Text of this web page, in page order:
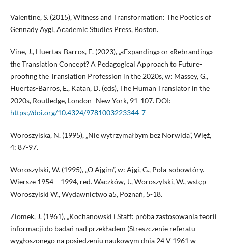
Valentine, S. (2015), Witness and Transformation: The Poetics of
Gennady Aygi, Academic Studies Press, Boston.
Vine, J., Huertas-Barros, E. (2023), „«Expanding» or «Rebranding»
the Translation Concept? A Pedagogical Approach to Future-
proofing the Translation Profession in the 2020s, w: Massey, G.,
Huertas-Barros, E., Katan, D. (eds), The Human Translator in the
2020s, Routledge, London–New York, 91-107. DOI:
https://doi.org/10.4324/9781003223344-7
Woroszylska, N. (1995), „Nie wytrzymałbym bez Norwida”, Więź,
4: 87-97.
Woroszylski, W. (1995), „O Ajgim”, w: Ajgi, G., Pola-sobowtóry.
Wiersze 1954 – 1994, red. Waczków, J., Woroszylski, W., wstęp
Woroszylski W., Wydawnictwo a5, Poznań, 5-18.
Ziomek, J. (1961), „Kochanowski i Staff: próba zastosowania teorii
informacji do badań nad przekładem (Streszczenie referatu
wygłoszonego na posiedzeniu naukowym dnia 24 V 1961 w